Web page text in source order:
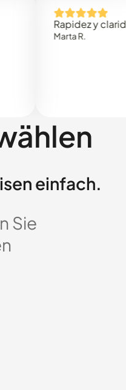
Rapidez y claridad
einfach.
Sie